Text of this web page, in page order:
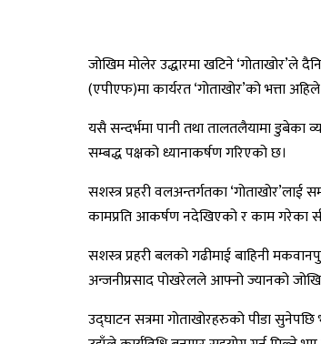
जोखिम मोलेर उद्धारमा खटिने ‘गोताखोर’ले
(एपीएफ)मा कार्यरत ‘गोताखोर’को भत्ता
यसै सन्दर्भमा पानी तथा तालतलैयामा डुबेका
सम्बद्ध पक्षको ध्यानाकर्षण गरिएको छ।
सशस्त्र प्रहरी वलअन्तर्गतका
कामप्रति आकर्षण नदेखिएको र काम गरेका
सशस्त्र प्रहरी बलको गढीमाई बाहिनी
अन्जनीप्रसाद पोखरेलले आफ्नो ज्यानको
उद्घाटन सत्रमा गोताखोरहरुको पीडा